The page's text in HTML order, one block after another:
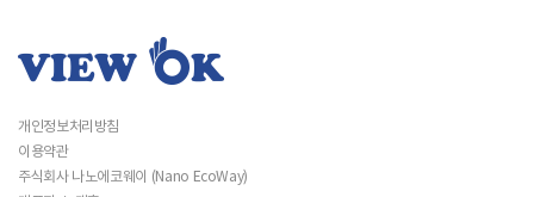
개인정보처리방침
이용약관
주식회사 나노에코웨이 (Nano EcoWay)